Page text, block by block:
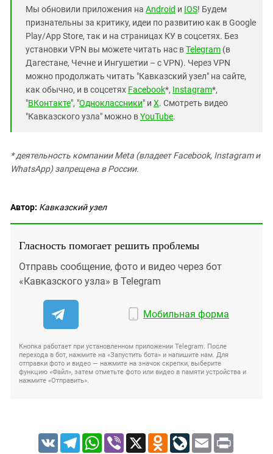
Мы обновили приложения на Android и IOS! Будем
признательны за критику, идеи по развитию как в Google
Play/App Store, так и на страницах КУ в соцсетях. Без
установки VPN вы можете читать нас вTelegram (в
Дагестане, Чечне и Ингушетии – с VPN). Через VPN
можно продолжать читать "Кавказский узел" на сайте,
как обычно, и в соцсетях Facebook*, Instagram*,
"ВКонтакте", "Одноклассники" и X. Смотреть видео
"Кавказского узла" можно вYouTube.
* деятельность компании Meta (владеет Facebook, Instagram и
WhatsApp) запрещена в России.
Автор: Кавказский узел
Гласность помогает решить проблемы
Отправь сообщение, фото и видео через бот
«Кавказского узла» в Telegram
Мобильная форма
Кнопка работает при установленном приложении Telegram. После
перехода в бот, нажмите на «Запустить бота» и напишите нам. Для
отправки фото и видео — нажмите на значок скрепки, выберите
функцию «Файл», затем отметьте фото или видео в памяти устройства и
нажмите «Отправить».
VK TelegramWhatsApp
Viber X Odnoklassniki
LiveJournal
Email Print